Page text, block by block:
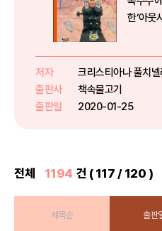
한‘아웃
로 ‘노
다. 하지
저자
출판사
책속물고기
출판일
2020-01-25
전체 1194 건 ( 117 / 120 )
제목순 출판